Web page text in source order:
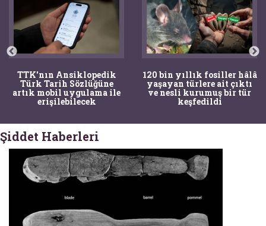
TTK'nın Ansiklopedik
Türk Tarih Sözlüğüne
artık mobil uygulama ile
erişilebilecek
120 bin yıllık fosiller hâlâ
yaşayan türlere ait çıktı
ve nesli kurumuş bir tür
keşfedildi
Şiddet Haberleri